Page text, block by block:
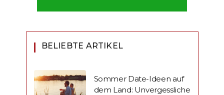
BELIEBTE ARTIKEL
Sommer Date-Ideen auf
dem Land: Unvergessliche